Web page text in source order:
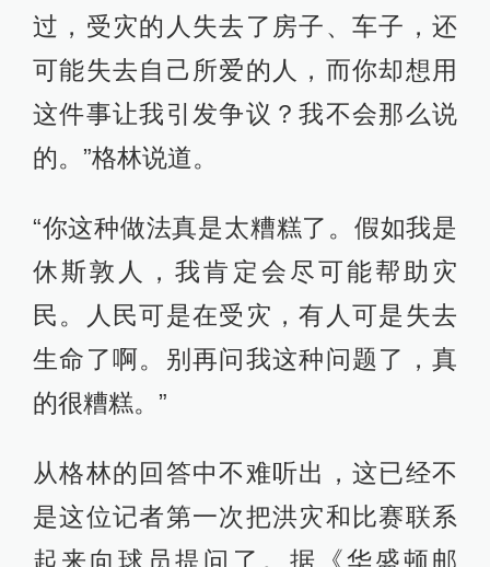
过，受灾的人失去了房子、车子，还
可能失去自己所爱的人，而你却想用
这件事让我引发争议？我不会那么说
的。”格林说道。
“你这种做法真是太糟糕了。假如我是
休斯敦人，我肯定会尽可能帮助灾
民。人民可是在受灾，有人可是失去
生命了啊。别再问我这种问题了，真
的很糟糕。”
从格林的回答中不难听出，这已经不
是这位记者第一次把洪灾和比赛联系
起来向球员提问了。据《华盛顿邮